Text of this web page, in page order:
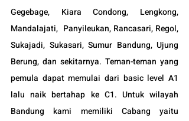
Gegebage, Kiara Condong, Lengkong,
Mandalajati,  Panyileukan, Rancasari, Regol,
Sukajadi, Sukasari, Sumur Bandung, Ujung
Berung, dan sekitarnya. Teman-teman yang
pemula dapat memulai dari basic level A1
lalu naik bertahap ke C1. Untuk wilayah